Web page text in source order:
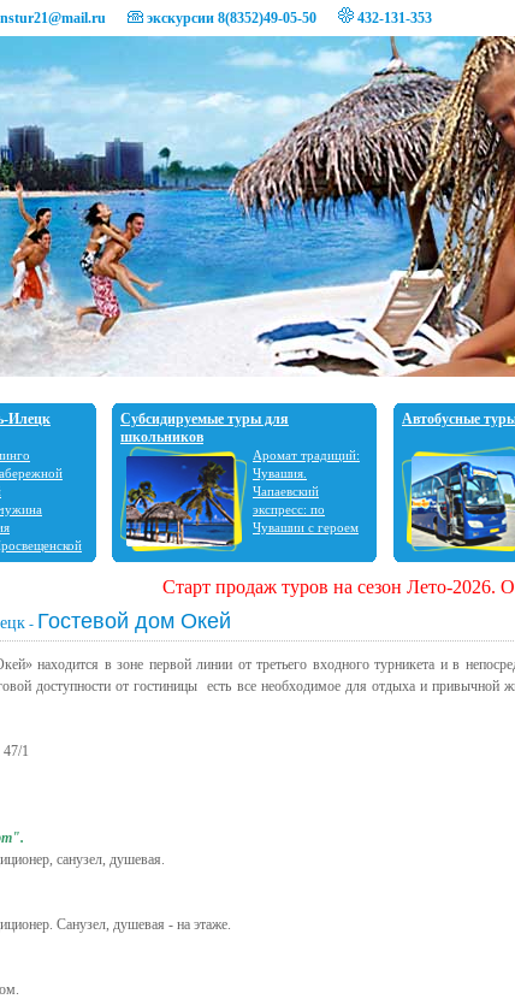
экскурсии 8(8352)49-05-50 432-131-353
Илецк
Субсидируемые туры для
школьников
Аромат традиций:
Чувашия.
Чапаевский
экспресс: по
Чувашии с героем
Автобусные
Старт продаж туров на сезон Лето-2026. Открыто
- Гостевой дом Окей
находится в зоне первой линии от третьего входного турникета и в
доступности от гостиницы есть все необходимое для отдыха и привычной
1
санузел, душевая.
Санузел, душевая - на этаже.